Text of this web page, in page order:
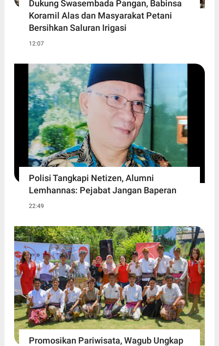
Dukung Swasembada Pangan, Babinsa
Koramil Alas dan Masyarakat Petani
Bersihkan Saluran Irigasi
12:07
Polisi Tangkapi Netizen, Alumni
Lemhannas: Pejabat Jangan Baperan
22:49
Promosikan Pariwisata, Wagub Ungkap